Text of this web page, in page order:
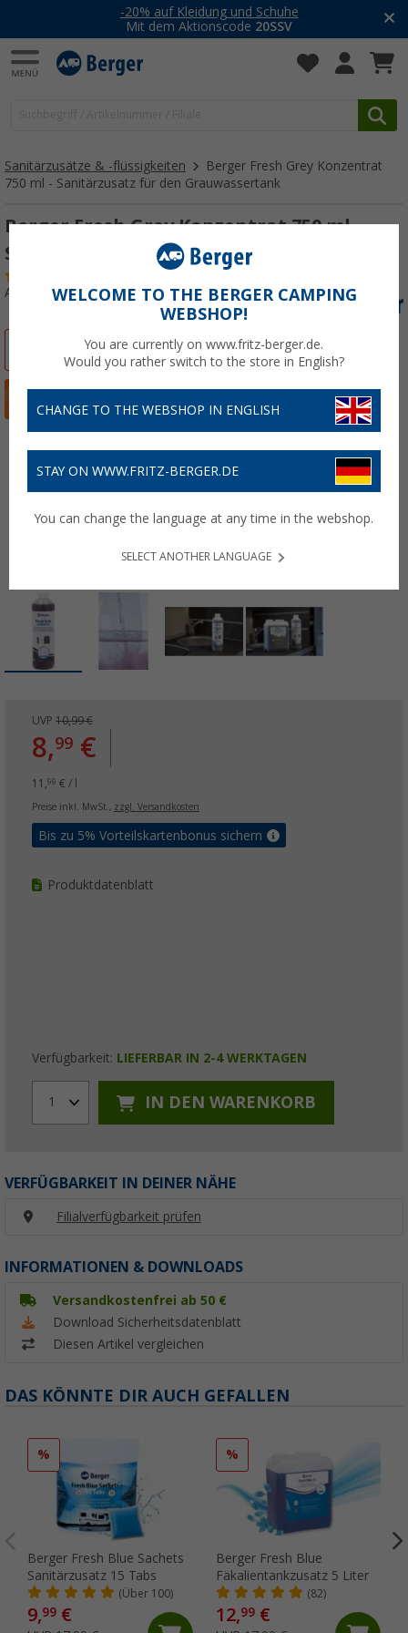
-20% auf Kleidung und Schuhe
Mit dem Aktionscode 20SSV
Sanitärzusätze & -flüssigkeiten
Berger Fresh Grey Konzentrat
750 ml - Sanitärzusatz für den Grauwassertank
Berger Fresh Grey Konzentrat 750 ml -
Sanitärzusatz für den Grauwassertank
Art.-Nr.: 406571
UVP 10,99 €
8,99 €
11,99 € / l
Preise inkl. MwSt., zzgl. Versandkosten
Bis zu 5% Vorteilskartenbonus sichern
Produktdatenblatt
Verfügbarkeit: LIEFERBAR IN 2-4 WERKTAGEN
1 IN DEN WARENKORB
VERFÜGBARKEIT IN DEINER NÄHE
Filialverfügbarkeit prüfen
INFORMATIONEN & DOWNLOADS
Versandkostenfrei ab 50 €
Download Sicherheitsdatenblatt
Diesen Artikel vergleichen
DAS KÖNNTE DIR AUCH GEFALLEN
%
Berger Fresh Blue Sachets
Sanitärzusatz 15 Tabs
(Über 100)
9,99 €
%
Berger Fresh Blue
Fäkalientankzusatz 5 Liter
(82)
12,99€
WELCOME TO THE BERGER CAMPING
WEBSHOP!
You are currently on www.fritz-berger.de.
Would you rather switch to the store in English?
CHANGE TO THE WEBSHOP IN ENGLISH
STAY ON WWW.FRITZ-BERGER.DE
You can change the language at any time in the webshop.
SELECT ANOTHER LANGUAGE